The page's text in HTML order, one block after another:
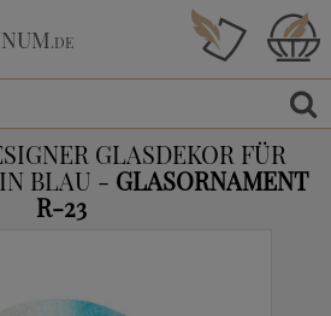
.DE
GLASDEKOR FÜR
BLAU - GLASORNAMENT
R-23